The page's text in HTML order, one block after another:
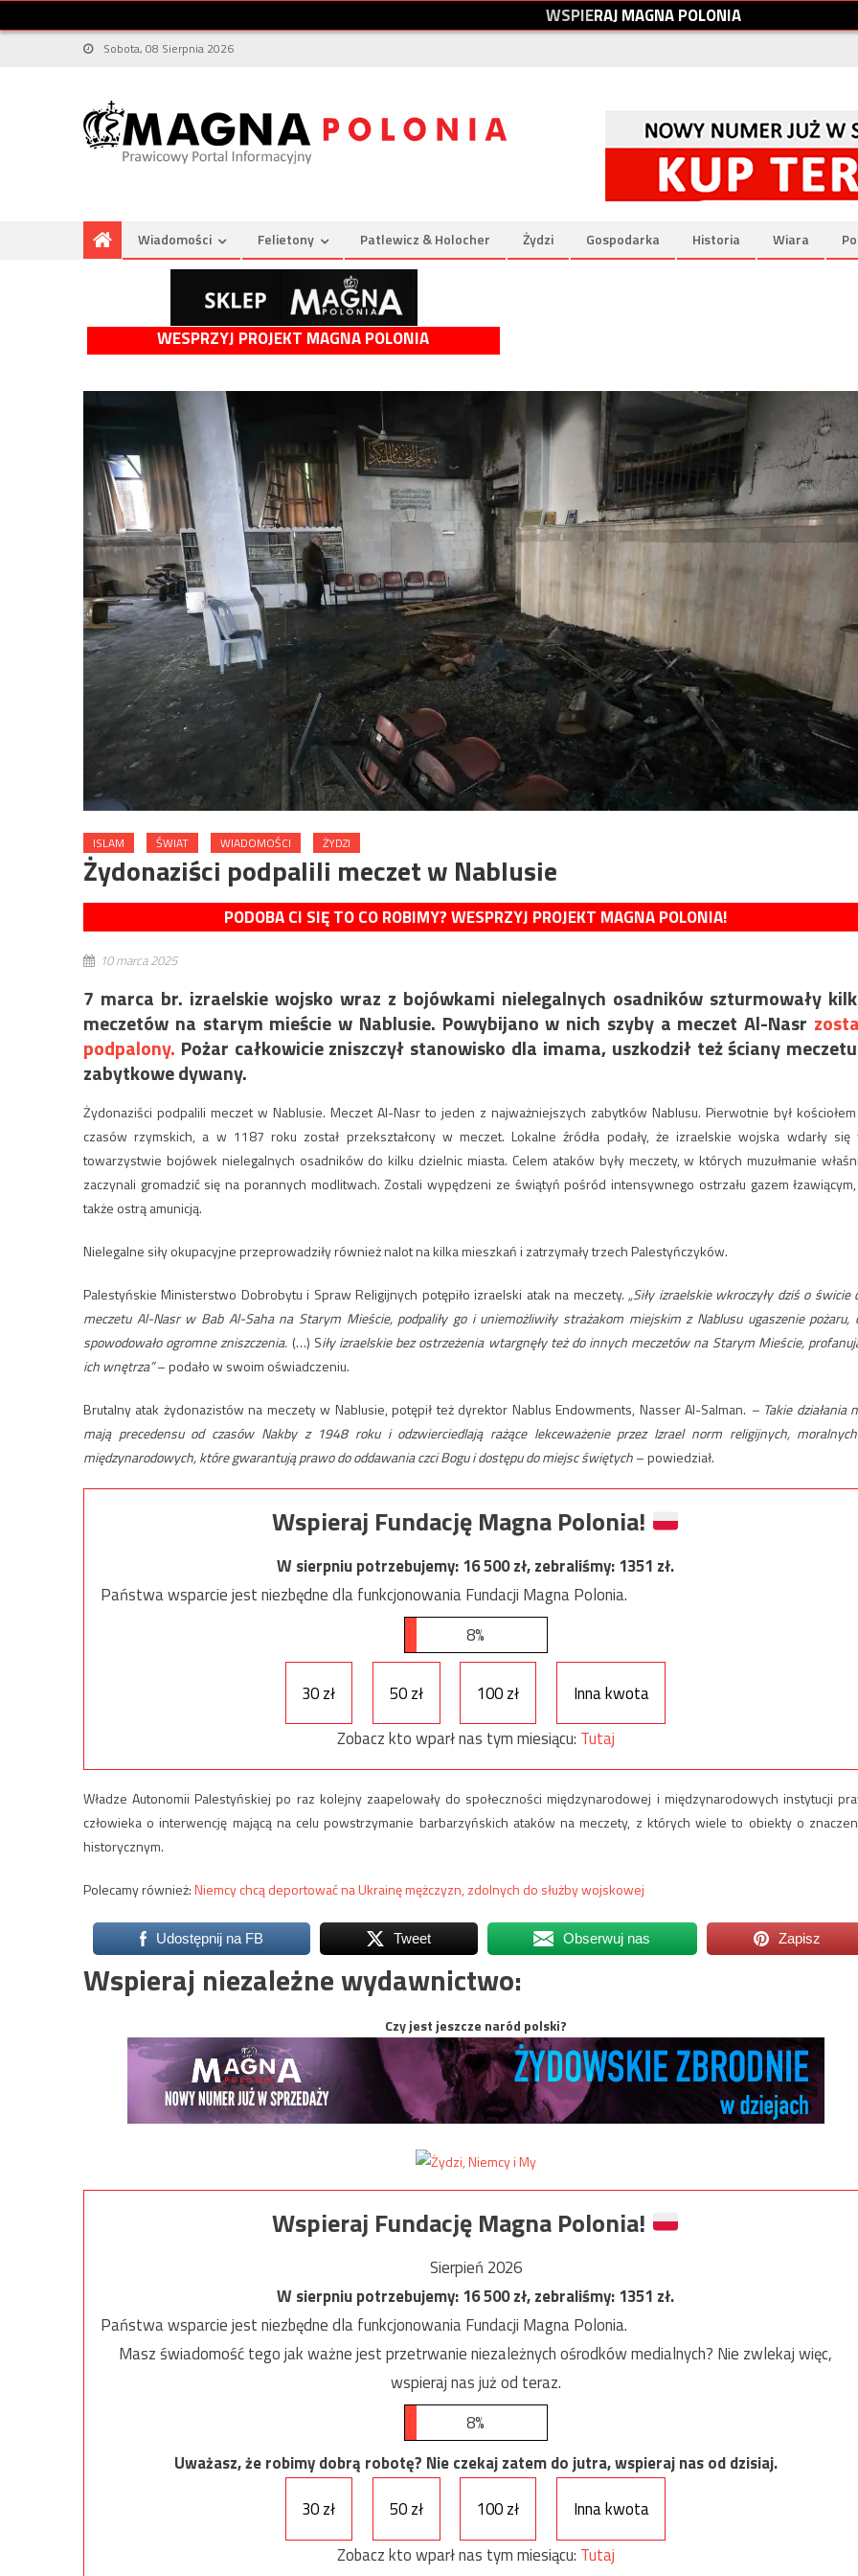
WSPIERAJMAGNAPOLONIA
Sobota, 08 Sierpnia 2026
Wiadomości Felietony Patlewicz & Holocher Żydzi Gospodarka Historia Wiara
WESPRZYJ PROJEKT MAGNA POLONIA
ISLAM ŚWIAT WIADOMOŚCI ŻYDZI
Żydonaziści podpalili meczet w Nablusie
PODOBA CI SIĘ TO CO ROBIMY? WESPRZYJ PROJEKT MAGNA POLONIA!
10 marca 2025
7 marca br. izraelskie wojsko wraz z bojówkami nielegalnych osadników szturmowały
meczetów na starym mieście w Nablusie. Powybijano w nich szyby a meczet Al-Nasr
podpalony. Pożar całkowicie zniszczył stanowisko dla imama, uszkodził też ściany
zabytkowe dywany.
Żydonaziści podpalili meczet w Nablusie. Meczet Al-Nasr to jeden z najważniejszych zabytków Nablusu. Pierwotnie był
czasów rzymskich, a w 1187 roku został przekształcony w meczet. Lokalne źródła podały, że izraelskie wojska wdarły się
towarzystwie bojówek nielegalnych osadników do kilku dzielnic miasta. Celem ataków były meczety, w których muzułmanie
zaczynali gromadzić się na porannych modlitwach. Zostali wypędzeni ze świątyń pośród intensywnego ostrzału gazem
także ostrą amunicją.
Nielegalne siły okupacyjne przeprowadziły również nalot na kilka mieszkań i zatrzymały trzech Palestyńczyków.
Palestyńskie Ministerstwo Dobrobytu i Spraw Religijnych potępiło izraelski atak na meczety. „Siły izraelskie wkroczyły dziś o świcie
meczetu Al-Nasr w Bab Al-Saha na Starym Mieście, podpaliły go i uniemożliwiły strażakom miejskim z Nablusu ugaszenie pożaru,
spowodowało ogromne zniszczenia. (…) Siły izraelskie bez ostrzeżenia wtargnęły też do ​​innych meczetów na Starym Mieście,
ich wnętrza”– podało w swoim oświadczeniu.
Brutalny atak żydonazistów na meczety w Nablusie, potępił też dyrektor Nablus Endowments, Nasser Al-Salman. – Takie działania
mają precedensu od czasów Nakby z 1948 roku i odzwierciedlają rażące lekceważenie przez Izrael norm religijnych,
międzynarodowych, które gwarantują prawo do oddawania czci Bogu i dostępu do miejsc świętych– powiedział.
Wspieraj Fundację Magna Polonia!
W sierpniu potrzebujemy:16 500zł, zebraliśmy:1351 zł.
Państwa wsparcie jest niezbędne dla funkcjonowania Fundacji Magna Polonia.
8%
30 zł 50 zł 100 zł
Inna kwota
Zobacz kto wparł nas tym miesiącu: Tutaj
Władze Autonomii Palestyńskiej po raz kolejny zaapelowały do społeczności międzynarodowej i międzynarodowych instytucji
człowieka o interwencję mającą na celu powstrzymanie barbarzyńskich ataków na meczety, z których wiele to obiekty o
historycznym.
Polecamy również:Niemcy chcą deportować na Ukrainę mężczyzn, zdolnych do służby wojskowej
Udostępnij na FB Tweet Obserwuj nas Zapisz
Wspieraj niezależne wydawnictwo:
Czy jest jeszcze naród polski?
Wspieraj Fundację Magna Polonia!
Sierpień 2026
W sierpniu potrzebujemy:16 500zł, zebraliśmy:1351 zł.
Państwa wsparcie jest niezbędne dla funkcjonowania Fundacji Magna Polonia.
Masz świadomość tego jak ważne jest przetrwanie niezależnych ośrodków medialnych? Nie zwlekaj więc,
wspieraj nas już od teraz.
8%
Uważasz, że robimy dobrą robotę? Nie czekaj zatem do jutra, wspieraj nas od dzisiaj.
30 zł
50 zł 100 zł
Inna kwota
Zobacz kto wparł nas tym miesiącu: Tutaj